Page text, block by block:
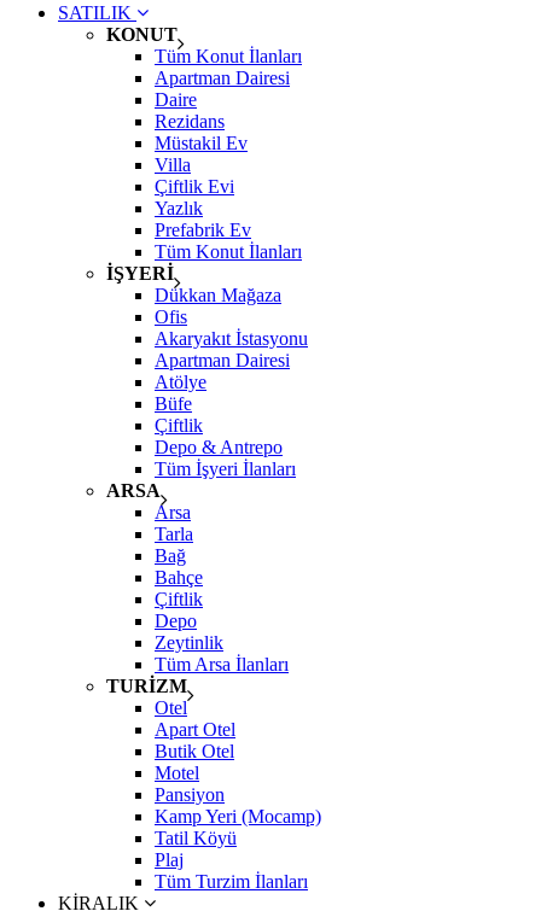
SATILIK
KONUT
Tüm Konut İlanları
Apartman Dairesi
Daire
Rezidans
Müstakil Ev
Villa
Çiftlik Evi
Yazlık
Prefabrik Ev
Tüm Konut İlanları
İŞYERİ
Dükkan Mağaza
Ofis
Akaryakıt İstasyonu
Apartman Dairesi
Atölye
Büfe
Çiftlik
Depo & Antrepo
Tüm İşyeri İlanları
ARSA
Arsa
Tarla
Bağ
Bahçe
Çiftlik
Depo
Zeytinlik
Tüm Arsa İlanları
TURİZM
Otel
Apart Otel
Butik Otel
Motel
Pansiyon
Kamp Yeri (Mocamp)
Tatil Köyü
Plaj
Tüm Turzim İlanları
KİRALIK